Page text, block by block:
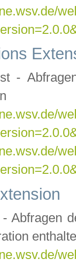
-
- Abfragen